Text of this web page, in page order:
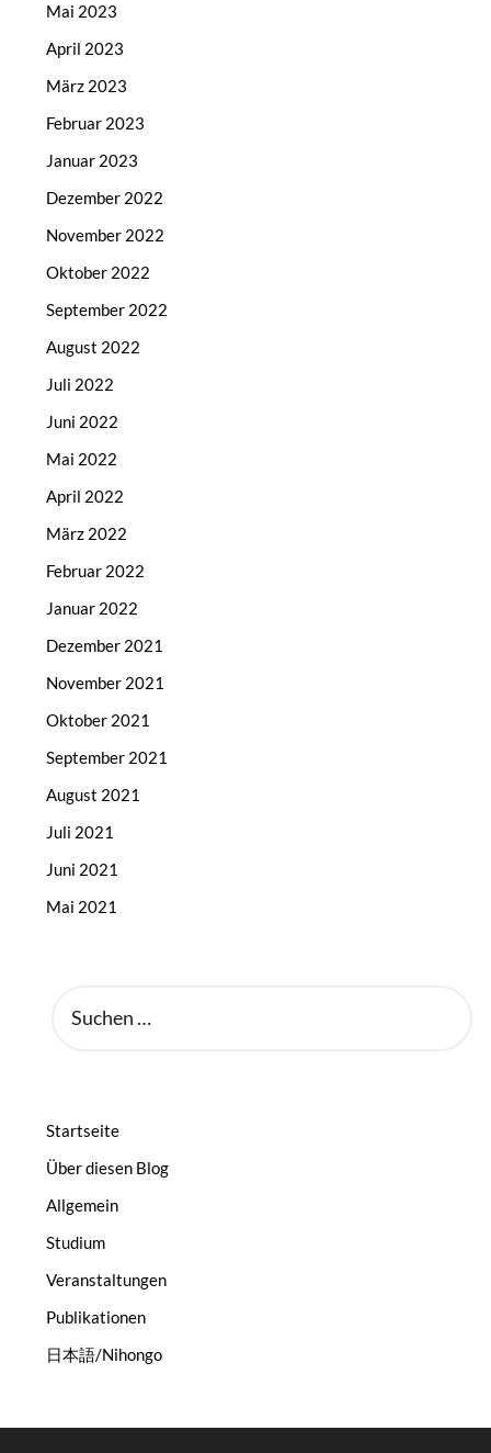
Mai 2023
April 2023
März 2023
Februar 2023
Januar 2023
Dezember 2022
November 2022
Oktober 2022
September 2022
August 2022
Juli 2022
Juni 2022
Mai 2022
April 2022
März 2022
Februar 2022
Januar 2022
Dezember 2021
November 2021
Oktober 2021
September 2021
August 2021
Juli 2021
Juni 2021
Mai 2021
NACH:
Startseite
Über diesen Blog
Allgemein
Studium
Veranstaltungen
Publikationen
日本語/Nihongo